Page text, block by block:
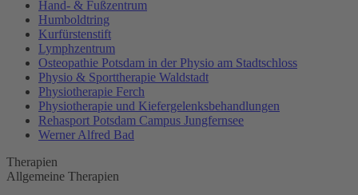
Hand- & Fußzentrum
Humboldtring
Kurfürstenstift
Lymphzentrum
Osteopathie Potsdam in der Physio am Stadtschloss
Physio & Sporttherapie Waldstadt
Physiotherapie Ferch
Physiotherapie und Kiefergelenksbehandlungen
Rehasport Potsdam Campus Jungfernsee
Werner Alfred Bad
Therapien
Allgemeine Therapien